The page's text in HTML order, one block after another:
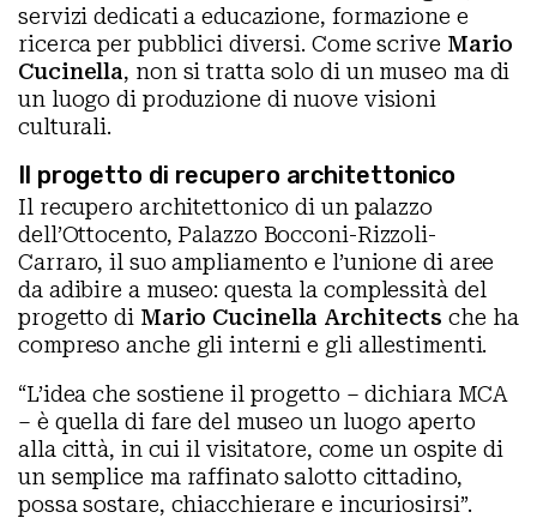
servizi dedicati a educazione, formazione e
ricerca per pubblici diversi. Come scrive Mario
Cucinella, non si tratta solo di un museo ma di
un luogo di produzione di nuove visioni
culturali.
Il progetto di recupero architettonico
Il recupero architettonico di un palazzo
dell’Ottocento, Palazzo Bocconi-Rizzoli-
Carraro, il suo ampliamento e l’unione di aree
da adibire a museo: questa la complessità del
progetto di Mario Cucinella Architects che ha
compreso anche gli interni e gli allestimenti.
“L’idea che sostiene il progetto – dichiara MCA
– è quella di fare del museo un luogo aperto
alla città, in cui il visitatore, come un ospite di
un semplice ma raffinato salotto cittadino,
possa sostare, chiacchierare e incuriosirsi”.